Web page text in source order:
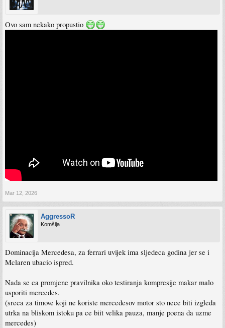
Ovo sam nekako propustio
Mar 12, 2026
AggressoR
Komšija
Dominacija Mercedesa, za ferrari uvijek ima sljedeca godina jer se i
Mclaren ubacio ispred.
Nada se ca promjene pravilnika oko testiranja kompresije makar malo
usporiti mercedes.
(sreca za timove koji ne koriste mercedesov motor sto nece biti izgleda
utrka na bliskom istoku pa ce biit velika pauza, manje poena da uzme
mercedes)